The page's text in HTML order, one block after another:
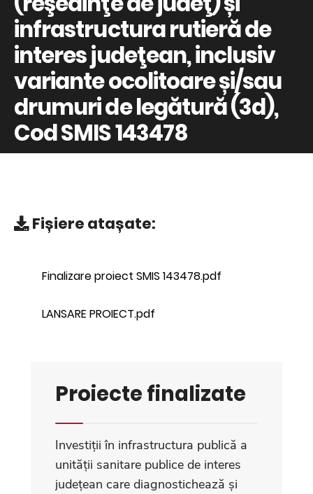
infrastructura rutieră de
interes judeţean, inclusiv
variante ocolitoare și/sau
drumuri de legătură (3d),
Cod SMIS 143478
Fișiere atașate:
Finalizare proiect SMIS 143478.pdf
LANSARE PROIECT.pdf
Proiecte finalizate
Investiții în infrastructura publică a
unității sanitare publice de interes
județean care diagnostichează și